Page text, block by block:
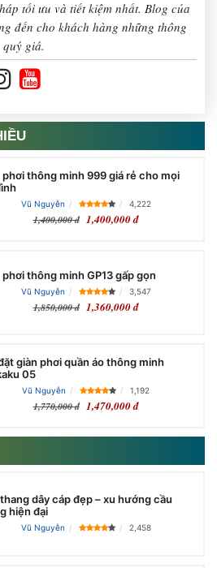
tối ưu và tiết kiệm nhất. Blog của
đến cho khách hàng những thông
giá.
phơi thông minh 999 giá rẻ cho mọi
Vũ Nguyễn 4,222
1,400,000 đ 1,400,000 đ
phơi thông minh GP13 gấp gọn
Vũ Nguyễn 3,547
1,850,000 đ 1,360,000 đ
giàn phơi quần áo thông minh
05
Vũ Nguyễn 1,192
1,770,000 đ 1,470,000 đ
dây cáp đẹp – xu hướng cầu
hiện đại
Vũ Nguyễn 2,458